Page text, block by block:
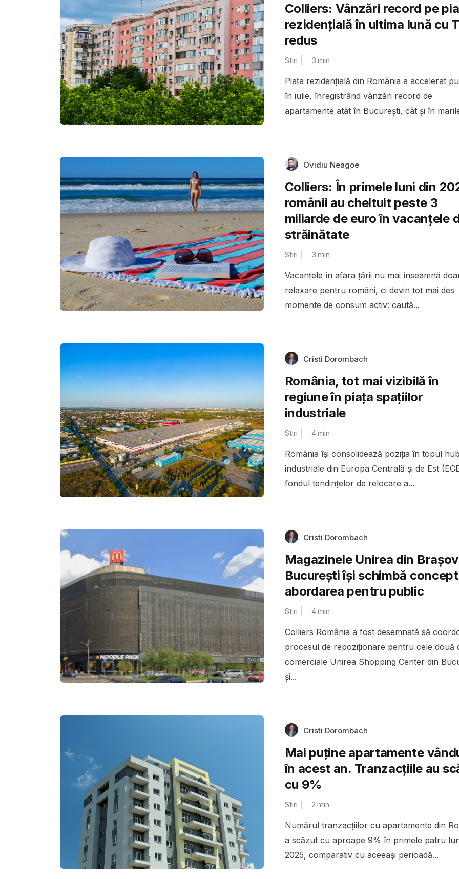
Colliers: Vânzări record pe
rezidențială în ultima lună cu
redus
Stiri 3 min
Piața rezidențială din România a accelerat
în iulie, înregistrând vânzări record de
apartamente atât în București, cât și în
Ovidiu Neagoe
Colliers: În primele luni din
românii au cheltuit peste 3
miliarde de euro în vacanțele
străinătate
Stiri 3 min
Vacanțele în afara țării nu mai înseamnă
relaxare pentru români, ci devin tot mai des
momente de consum activ: caută...
Cristi Dorombach
România, tot mai vizibilă în
regiune în piața spațiilor
industriale
Stiri 4min
România își consolidează poziția în topul
industriale din Europa Centrală și de Est
fondul tendințelor de relocare a...
Cristi Dorombach
Magazinele Unirea din
București își schimbă
abordarea pentru public
Stiri 4min
Colliers România a fost desemnată să
procesul de repoziționare pentru cele două
comerciale Unirea Shopping Center din
și...
Cristi Dorombach
Mai puține apartamente
în acest an. Tranzacțiile au
cu 9%
Stiri 2 min
Numărul tranzacțiilor cu apartamente din
a scăzut cu aproape 9% în primele patru
2025, comparativ cu aceeași perioadă...